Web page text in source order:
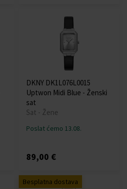
DKNY DK1L076L0015
Uptwon Midi Blue - Ženski
sat
Sat - Žene
Poslat ćemo 13.08.
89,00 €
Besplatna dostava